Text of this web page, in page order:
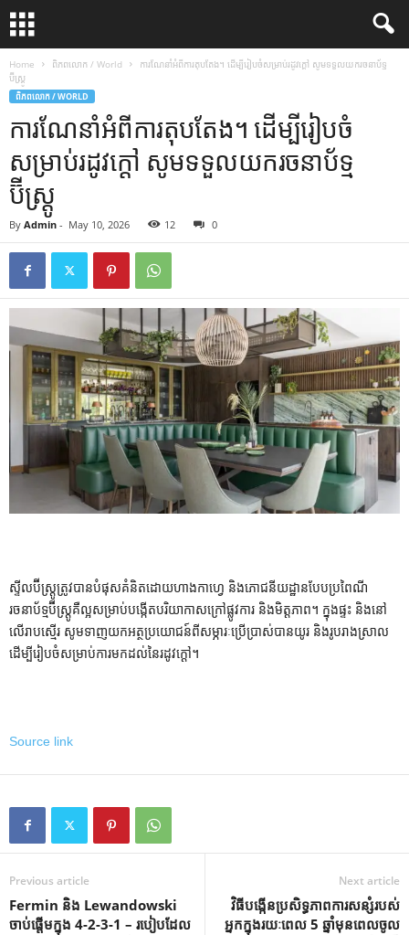
Home ពិភពលោក / World
ការណែនាំអំពីការតុបតែង។ ដើម្បីរៀបចំសម្រាប់រដូវក្តៅ សូមទទួលយករចនាប័ទ្ម
ប៊ីស្ត្រូ
ពិភពលោក / WORLD
ការណែនាំអំពីការតុបតែង។ ដើម្បីរៀបចំ
សម្រាប់រដូវក្តៅ សូមទទួលយករចនាប័ទ្ម
ប៊ីស្ត្រូ
By Admin - May 10, 2026 12 0
ស្ទីលប៊ីស្ត្រូត្រូវបានបំផុសគំនិតដោយហាងកាហ្វេ និងភោជនីយដ្ឋានបែបប្រពៃណី
រចនាប័ទ្មប៊ីស្ត្រូគឺល្អសម្រាប់បង្កើតបរិយាកាសក្រៅផ្លូវការ និងមិត្តភាព។ ក្នុងផ្ទះ និងនៅ
លើរាបស្មើរ សូមទាញយកអត្ថប្រយោជន៍ពីសម្ភារៈប្រើប្រាស់បានយូរ និងរូបរាងស្រាល
ដើម្បីរៀបចំសម្រាប់ការមកដល់នៃរដូវក្តៅ។
Source link
Previous article
Fermin និង Lewandowski
ចាប់ផ្តើមក្នុង 4-2-3-1 – របៀបដែល
Next article
វិធីបង្កើនប្រសិទ្ធភាពការសន្សំរបស់
អ្នកក្នុងរយៈពេល 5 ឆ្នាំមុនពេលចូល